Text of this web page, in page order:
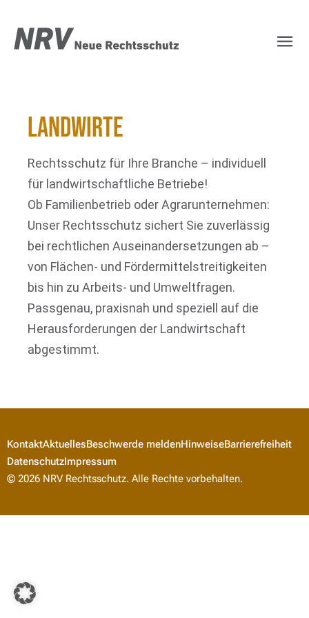
NRV Rechtsschutz –
Landwirte
Rechtsschutz für Ihre Branche – individuell
für landwirtschaftliche Betriebe!
Ob Familienbetrieb oder Agrarunternehmen:
Unser Rechtsschutz sichert Sie zuverlässig
bei rechtlichen Auseinandersetzungen ab –
von Flächen- und Fördermittelstreitigkeiten
bis hin zu Arbeits- und Umweltfragen.
Passgenau, praxisnah und speziell auf die
Herausforderungen der Landwirtschaft
abgestimmt.
KontaktAktuellesBeschwerde meldenHinweiseBarrierefreiheit
DatenschutzImpressum
© 2026 NRV Rechtsschutz. Alle Rechte vorbehalten.